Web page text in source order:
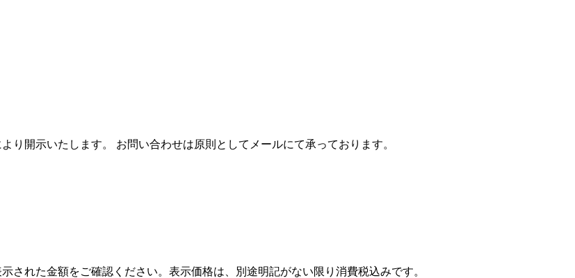
開示いたします。 お問い合わせは原則としてメールにて承っております。
れた金額をご確認ください。表示価格は、別途明記がない限り消費税込みです。